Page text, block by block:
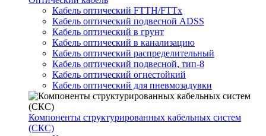
Кабель оптический FTTH/FTTx
Кабель оптический подвесной ADSS
Кабель оптический в грунт
Кабель оптический в канализацию
Кабель оптический распределительный
Кабель оптический подвесной, тип-8
Кабель оптический огнестойкий
Кабель оптический для пневмозадувки
Компоненты структурированных кабельных систем
(СКС)